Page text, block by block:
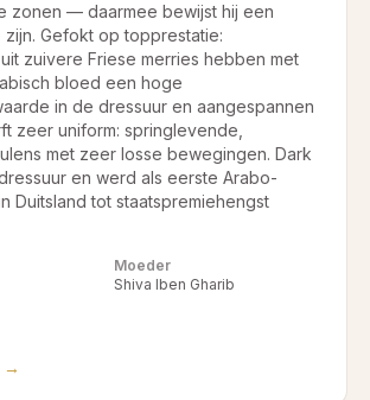
zonen — daarmee bewijst hij een
Gefokt op topprestatie:
zuivere Friese merries hebben met
bloed een hoge
in de dressuur en aangespannen
zeer uniform: springlevende,
met zeer losse bewegingen. Dark
en werd als eerste Arabo-
Duitsland tot staatspremiehengst
Moeder
Shiva Iben Gharib
→